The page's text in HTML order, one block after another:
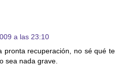
a las 23:10
pronta recuperación, no sé qué te
sea nada grave.